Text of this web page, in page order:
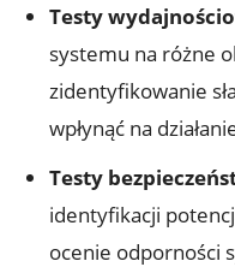
Testy
systemu na różne
zidentyfikowanie
wpłynąć na
Testy
identyfikacji
ocenie odporności